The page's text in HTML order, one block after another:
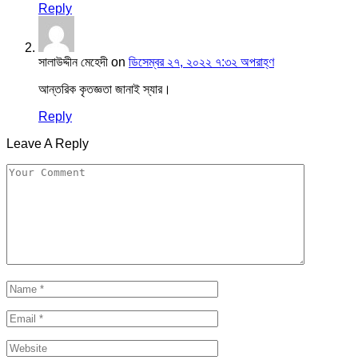
Reply
সালাউদ্দীন মেহেদী on ডিসেম্বর ২৭, ২০২২ ৭:৩২ অপরাহ্ণ
আন্তরিক কৃতজ্ঞতা জানাই স্যার।
Reply
Leave A Reply